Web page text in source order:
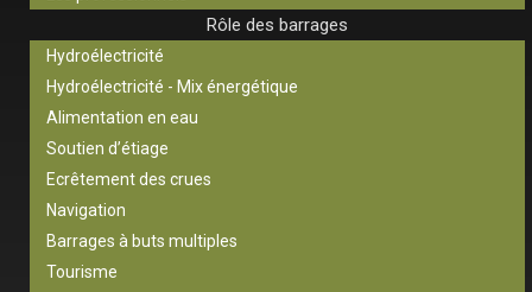
Rôle des barrages
Hydroélectricité
Hydroélectricité - Mix énergétique
Alimentation en eau
Soutien d’étiage
Ecrêtement des crues
Navigation
Barrages à buts multiples
Tourisme